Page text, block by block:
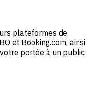
plateformes de
et Booking.com, ainsi
portée à un public